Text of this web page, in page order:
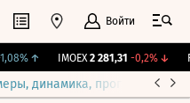
Войти
↑ IMOEX 2 281,31 -0,2%↓
динамика, прогнозы